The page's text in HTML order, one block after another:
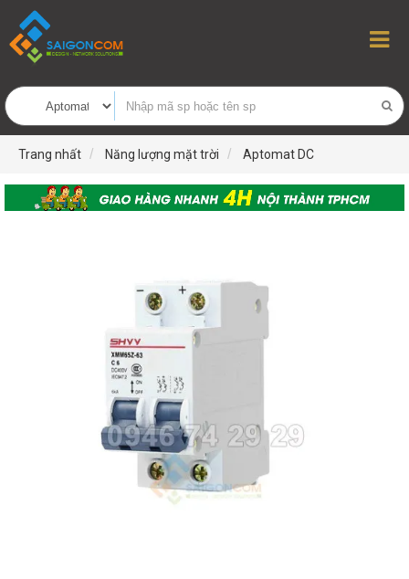
Trang nhất Năng lượng mặt trời Aptomat DC